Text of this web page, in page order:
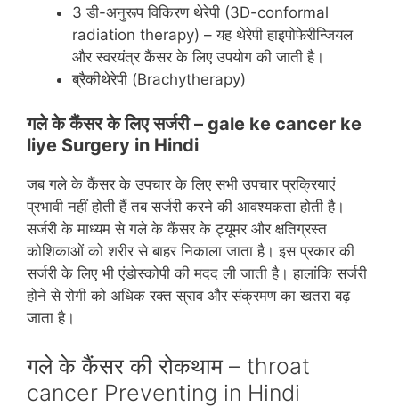
3 डी-अनुरूप विकिरण थेरेपी (3D-conformal
radiation therapy) – यह थेरेपी हाइपोफेरीन्जियल
और स्‍वरयंत्र कैंसर के लिए उपयोग की जाती है।
ब्रैकीथेरेपी (Brachytherapy)
गले के कैंसर के लिए सर्जरी – gale ke cancer ke
liye Surgery in Hindi
जब गले के कैंसर के उपचार के लिए सभी उपचार प्रक्रियाएं
प्रभावी नहीं होती हैं तब सर्जरी करने की आवश्‍यकता होती है।
सर्जरी के माध्‍यम से गले के कैंसर के ट्यूमर और क्षतिग्रस्‍त
कोशिकाओं को शरीर से बाहर निकाला जाता है। इस प्रकार की
सर्जरी के लिए भी एंडोस्‍कोपी की मदद ली जाती है। हालांकि सर्जरी
होने से रोगी को अधिक रक्‍त स्राव और संक्रमण का खतरा बढ़
जाता है।
गले के कैंसर की रोकथाम – throat
cancer Preventing in Hindi